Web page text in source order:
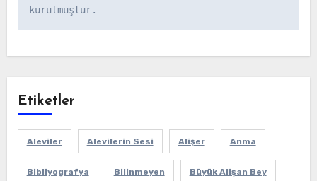
kurulmuştur.
Etiketler
Aleviler Alevilerin Sesi Alişer Anma
Bibliyografya Bilinmeyen Büyük Alişan Bey